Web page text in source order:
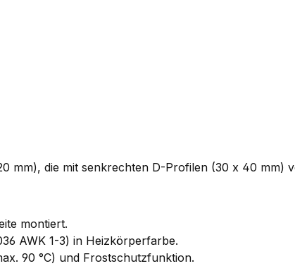
die mit senkrechten D-Profilen (30 x 40 mm)
montiert.
AWK 1-3) in Heizkörperfarbe.
90 °C) und Frostschutzfunktion.